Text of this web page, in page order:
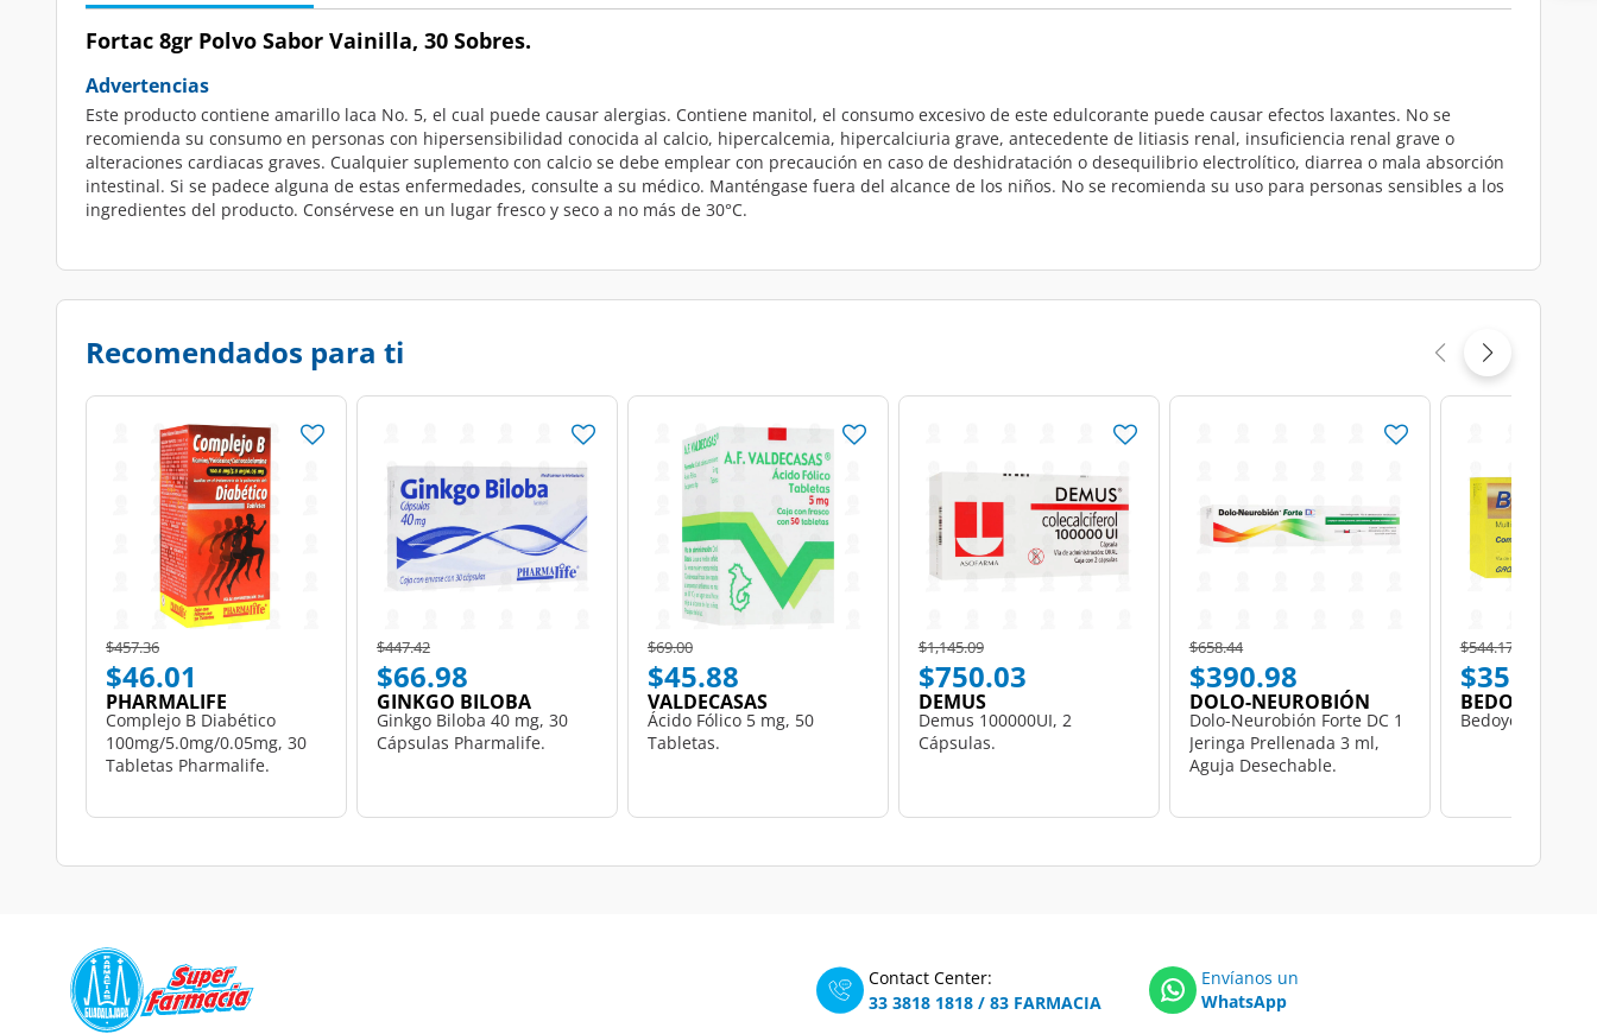
Fortac 8gr Polvo Sabor Vainilla, 30 Sobres.
Advertencias
Este producto contiene amarillo laca No. 5, el cual puede causar alergias. Contiene manitol, el consumo excesivo de este edulcorante puede causar efectos laxantes. No se
recomienda su consumo en personas con hipersensibilidad conocida al calcio, hipercalcemia, hipercalciuria grave, antecedente de litiasis renal, insuficiencia renal grave o
alteraciones cardiacas graves. Cualquier suplemento con calcio se debe emplear con precaución en caso de deshidratación o desequilibrio electrolítico, diarrea o mala absorción
intestinal. Si se padece alguna de estas enfermedades, consulte a su médico. Manténgase fuera del alcance de los niños. No se recomienda su uso para personas sensibles a los
ingredientes del producto. Consérvese en un lugar fresco y seco a no más de 30°C.
Recomendados para ti
Price reduced from
$457.36to
$46.01
PHARMALIFE
Complejo B Diabético
100mg/5.0mg/0.05mg, 30
Tabletas Pharmalife.
Price reduced from
$447.42to
$66.98
GINKGO BILOBA
Ginkgo Biloba 40 mg, 30
Cápsulas Pharmalife.
Price reduced from
$69.00to
$45.88
VALDECASAS
Ácido Fólico 5 mg, 50
Tabletas.
Price reduced from
$1,145.09to
$750.03
DEMUS
Demus 100000UI, 2
Cápsulas.
Price reduced from
$658.44to
$390.98
DOLO-NEUROBIÓN
Dolo-Neurobión Forte DC 1
Jeringa Prellenada 3 ml,
Aguja Desechable.
Price reduced from
$544.17
$351.48
BEDOYECTA
Bedoyecta, 30
Contact Center:
33 3818 1818 / 83 FARMACIA
Envíanos un
WhatsApp